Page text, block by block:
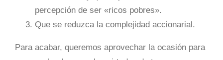
percepción de ser «ricos pobres».
Que se reduzca la complejidad accionarial.
Para acabar, queremos aprovechar la ocasión para